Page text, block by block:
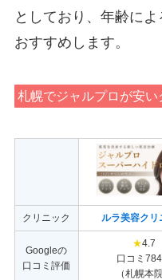
としており、年齢に
おすすめします。
札幌でジャルプロが安い
クリニック ルラ美容クリ
Googleの
口コミ評価
★4.7
口コミ
（札幌本院